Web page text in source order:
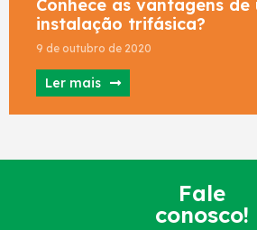
Conhece as vantagens de
instalação trifásica?
9 de outubro de 2020
Ler mais
Fale
conosco!